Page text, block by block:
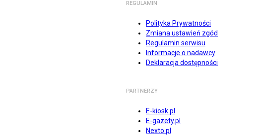
REGULAMIN
Polityka Prywatności
Zmiana ustawień zgód
Regulamin serwisu
Informacje o nadawcy
Deklaracja dostępności
PARTNERZY
E-kiosk.pl
E-gazety.pl
Nexto.pl